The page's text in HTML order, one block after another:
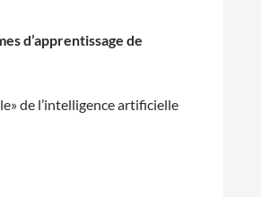
d’apprentissage de
de l’intelligence artificielle